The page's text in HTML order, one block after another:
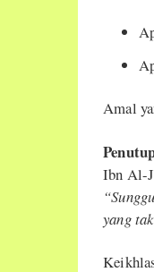
Amal
Ibn Al-
yang